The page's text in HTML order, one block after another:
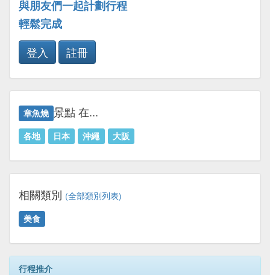
與朋友們一起計劃行程
輕鬆完成
登入
註冊
章魚燒 景點 在...
各地 日本 沖繩 大阪
相關類別 (全部類別列表)
美食
行程推介